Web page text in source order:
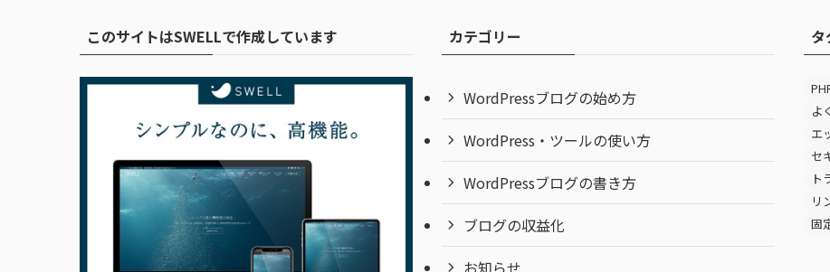
このサイトはSWELLで作成しています カテゴリー
WordPressブログの始め方
WordPress・ツールの使い方
WordPressブログの書き方
ブログの収益化
お知らせ
タ
よ
エ
セ
ト
リ
固